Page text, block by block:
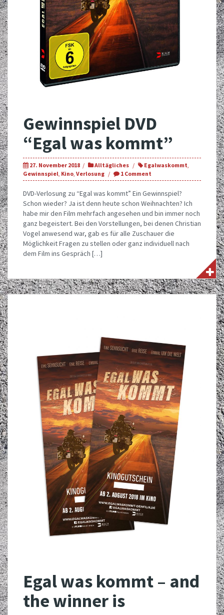
Gewinnspiel DVD
“Egal was kommt”
27. November 2018 Alltägliches Egalwaskommt
Gewinnspiel Kino Verlosung 1 Comment
DVD-Verlosung zu “Egal was kommt” Ein Gewinnspiel?
Schon wieder? Ja ist denn heute schon Weihnachten? Ich
habe mir den Film mehrfach angesehen und bin immer noch
ganz begeistert. Bei den Vorstellungen, bei denen Christian
Vogel anwesend war, gab es für alle Zuschauer die
Möglichkeit Fragen zu stellen oder ganz individuell nach
dem Film ins Gespräch […]
Egal was kommt – and
the winner is